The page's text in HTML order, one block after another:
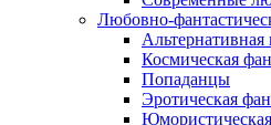
Любовно-
Альтернативная
Космическая
Попаданцы
Эротическая